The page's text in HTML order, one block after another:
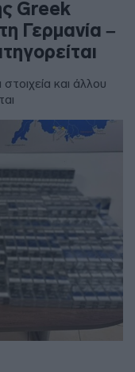
Greek
Γερμανία –
και άλλου